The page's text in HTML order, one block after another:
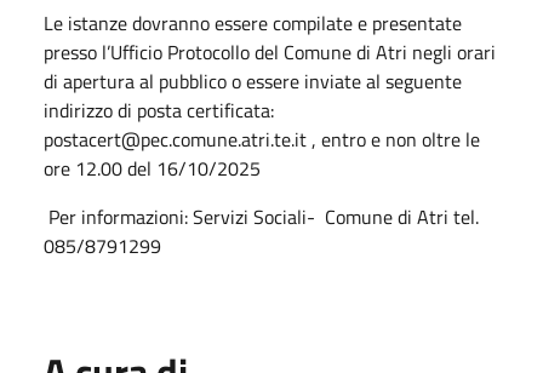
Le istanze dovranno essere compilate e presentate
presso l’Ufficio Protocollo del Comune di Atri negli orari
di apertura al pubblico o essere inviate al seguente
indirizzo di posta certificata:
postacert@pec.comune.atri.te.it , entro e non oltre le
ore 12.00 del 16/10/2025
Per informazioni: Servizi Sociali- Comune di Atri tel.
085/8791299